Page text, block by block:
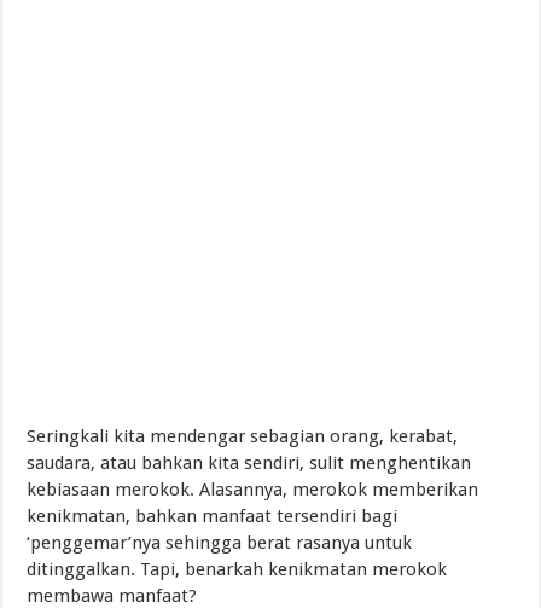
Seringkali kita mendengar sebagian orang, kerabat,
saudara, atau bahkan kita sendiri, sulit menghentikan
kebiasaan merokok. Alasannya, merokok memberikan
kenikmatan, bahkan manfaat tersendiri bagi
‘penggemar’nya sehingga berat rasanya untuk
ditinggalkan. Tapi, benarkah kenikmatan merokok
membawa manfaat?